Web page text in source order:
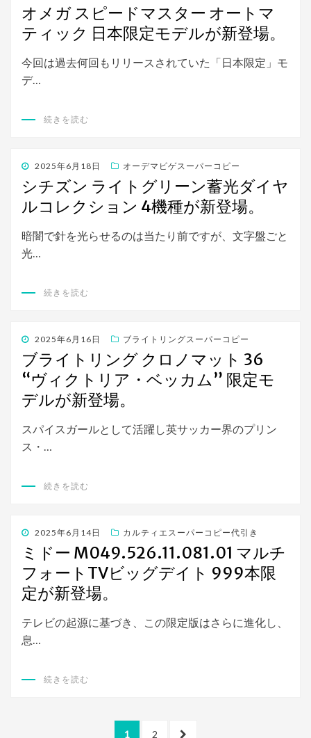
稿
日:
オメガ スピードマスター オートマ
ティック 日本限定モデルが新登場。
今回は過去何回もリリースされていた「日本限定」モ
デ…
続きを読む
投
稿
日:
2025年6月18日 オーデマピゲスーパーコピー
シチズン ライトグリーン蓄光ダイヤ
ルコレクション 4機種が新登場。
暗闇で針を光らせるのは当たり前ですが、文字盤ごと
光…
続きを読む
投
稿
日:
2025年6月16日 ブライトリングスーパーコピー
ブライトリング クロノマット 36
“ヴィクトリア・ベッカム” 限定モ
デルが新登場。
スパイスガールとして活躍し英サッカー界のプリン
ス・…
続きを読む
投
稿
日:
2025年6月14日 カルティエスーパーコピー代引き
ミドー M049.526.11.081.01 マルチ
フォートTVビッグデイト 999本限
定が新登場。
テレビの起源に基づき、この限定版はさらに進化し、
息…
続きを読む
ペ
1 ペ
2 次